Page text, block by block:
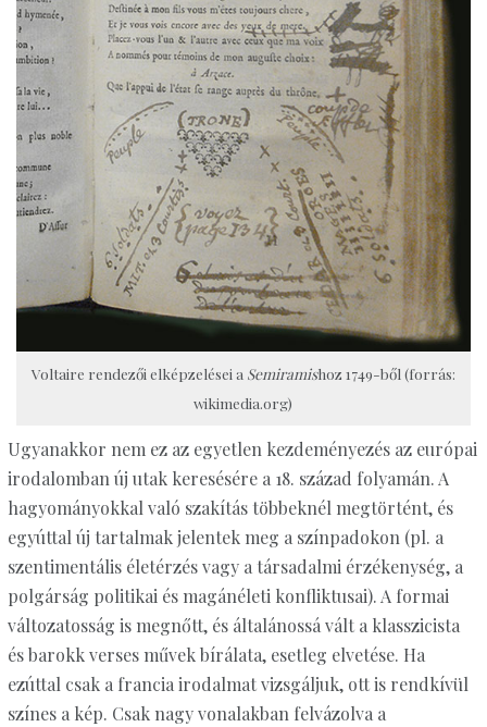
Voltaire rendezői elképzelései a Semiramishoz 1749-ből (forrás:
wikimedia.org)
Ugyanakkor nem ez az egyetlen kezdeményezés az európai
irodalomban új utak keresésére a 18. század folyamán. A
hagyományokkal való szakítás többeknél megtörtént, és
egyúttal új tartalmak jelentek meg a színpadokon (pl. a
szentimentális életérzés vagy a társadalmi érzékenység, a
polgárság politikai és magánéleti konfliktusai). A formai
változatosság is megnőtt, és általánossá vált a klasszicista
és barokk verses művek bírálata, esetleg elvetése. Ha
ezúttal csak a francia irodalmat vizsgáljuk, ott is rendkívül
színes a kép. Csak nagy vonalakban felvázolva a